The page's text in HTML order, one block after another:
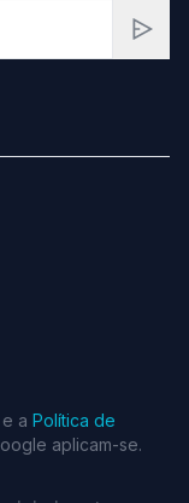
a Política de
aplicam-se.